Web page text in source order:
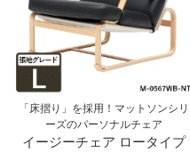
「床摺り」を採用！マットソンシリ
ーズのパーソナルチェア
イージーチェア ロータイプ